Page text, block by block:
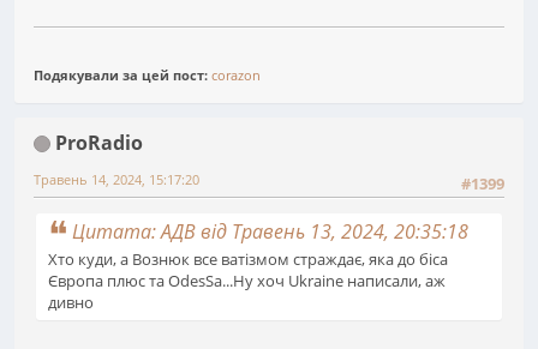
Подякували за цей пост: corazon
ProRadio
#1399
Травень 14, 2024, 15:17:20
Цитата: АДВ від Травень 13, 2024, 20:35:18
Хто куди, а Вознюк все ватізмом страждає, яка до біса
Європа плюс та OdesSa...Ну хоч Ukraine написали, аж
дивно